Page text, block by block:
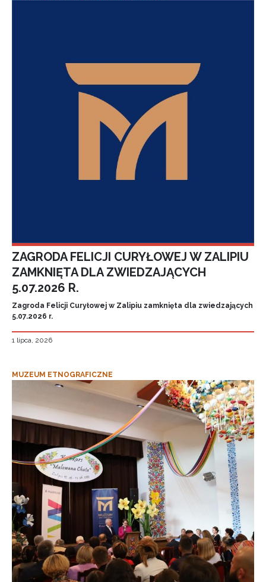
ZAGRODA FELICJI CURYŁOWEJ W ZALIPIU
ZAMKNIĘTA DLA ZWIEDZAJĄCYCH
5.07.2026 R.
Zagroda Felicji Curyłowej w Zalipiu zamknięta dla zwiedzających
5.07.2026 r.
1 lipca, 2026
MUZEUM ETNOGRAFICZNE